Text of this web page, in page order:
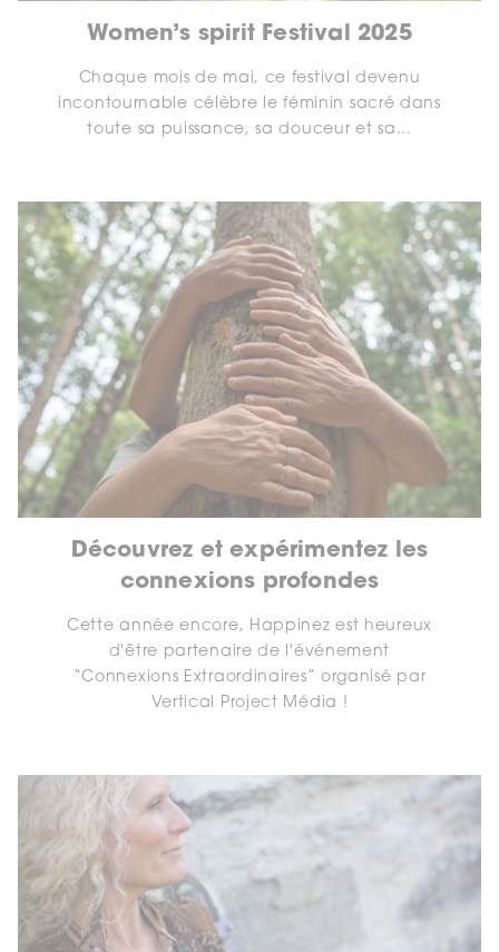
Women’s spirit Festival 2025
Chaque mois de mai, ce festival devenu
incontournable célèbre le féminin sacré dans
toute sa puissance, sa douceur et sa...
Découvrez et expérimentez les
connexions profondes
Cette année encore, Happinez est heureux
d'être partenaire de l'événement
“Connexions Extraordinaires” organisé par
Vertical Project Média !